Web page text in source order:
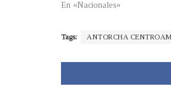
En «Nacionales»
Tags: ANTORCHA